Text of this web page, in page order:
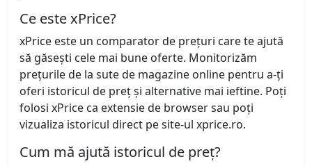
Ce este xPrice?
xPrice este un comparator de prețuri care te ajută
să găsești cele mai bune oferte. Monitorizăm
prețurile de la sute de magazine online pentru a-ți
oferi istoricul de preț și alternative mai ieftine. Poți
folosi xPrice ca extensie de browser sau poți
vizualiza istoricul direct pe site-ul xprice.ro.
Cum mă ajută istoricul de preț?